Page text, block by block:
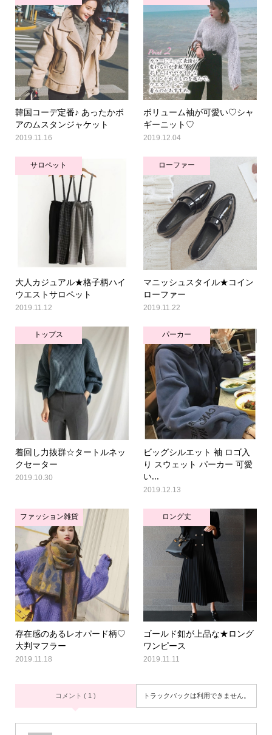
韓国コーデ定番♪ あったかボ
アのムスタンジャケット
2019.11.16
ボリューム袖が可愛い♡シャ
ギーニット♡
2019.12.04
サロペット
大人カジュアル★格子柄ハイ
ウエストサロペット
2019.11.12
ローファー
マニッシュスタイル★コイン
ローファー
2019.11.22
トップス
着回し力抜群☆タートルネッ
クセーター
2019.10.30
パーカー
ビッグシルエット 袖 ロゴ入
り スウェット パーカー 可愛
い...
2019.12.13
ファッション雑貨
存在感のあるレオパード柄♡
大判マフラー
2019.11.18
ロング丈
ゴールド釦が上品な★ロング
ワンピース
2019.11.11
コメント ( 1 ) トラックバックは利用できません。